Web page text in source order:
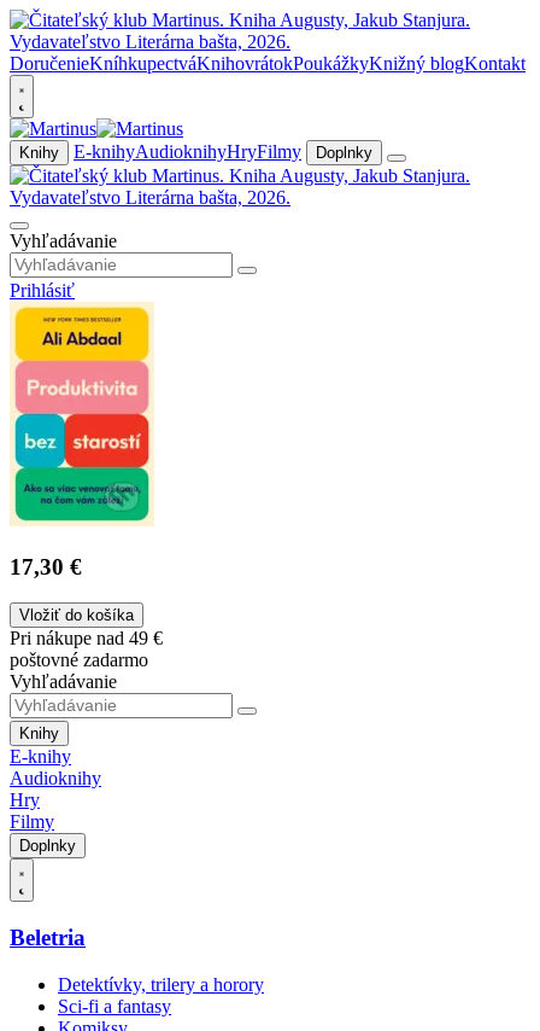
DoručenieKníhkupectváKnihovrátokPoukážkyKnižný blogKontakt
Knihy E-knihyAudioknihyHryFilmy Doplnky
Vyhľadávanie
Prihlásiť
17,30 €
Vložiť do košíka
Pri nákupe nad 49 €
poštovné zadarmo
Vyhľadávanie
Knihy
E-knihy
Audioknihy
Hry
Filmy
Doplnky
Beletria
Detektívky, trilery a horory
Sci-fi a fantasy